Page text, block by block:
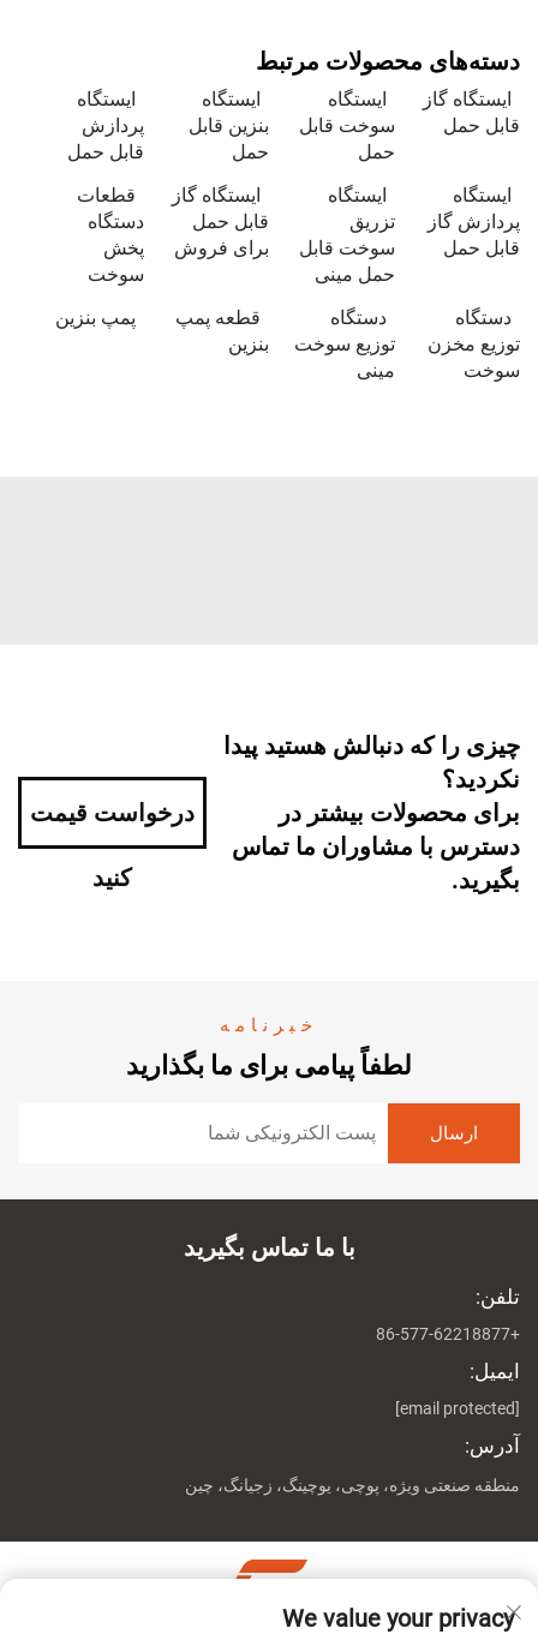
دسته‌های محصولات مرتبط
ایستگاه گاز
قابل حمل
ایستگاه
سوخت قابل
حمل
ایستگاه
بنزین قابل
حمل
ایستگاه
پردازش
قابل حمل
ایستگاه
پردازش گاز
قابل حمل
ایستگاه
تزریق
سوخت قابل
حمل مینی
ایستگاه گاز
قابل حمل
برای فروش
قطعات
دستگاه
پخش
سوخت
دستگاه
توزیع مخزن
سوخت
دستگاه
توزیع سوخت
مینی
قطعه پمپ
بنزین
پمپ بنزین
چیزی را که دنبالش هستید پیدا
نکردید؟
برای محصولات بیشتر در
دسترس با مشاوران ما تماس
بگیرید.
درخواست قیمت
کنید
خبرنامه
لطفاً پیامی برای ما بگذارید
با ما تماس بگیرید
تلفن:
+86-577-62218877
ایمیل:
[email protected]
آدرس:
منطقه صنعتی ویژه، پوچی، یوچینگ، زجیانگ، چین
We value your privacy